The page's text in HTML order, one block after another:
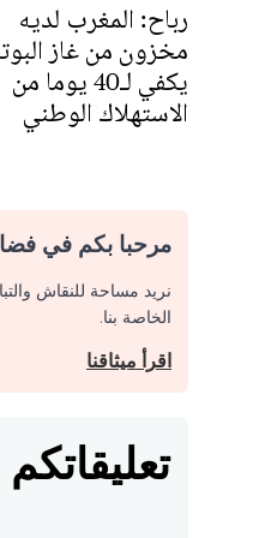
رباح: المغرب لديه
مخزون من غاز
يكفي لـ40 يوما من
الاستهلاك الوطني
مرحبا بكم في
نريد مساحة للنقاش
الخاصة بنا.
اقرأ ميثاقنا
تعليقاتكم